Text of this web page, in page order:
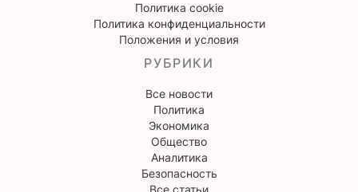
Политика cookie
Политика конфиденциальности
Положения и условия
РУБРИКИ
Все новости
Политика
Экономика
Общество
Аналитика
Безопасность
Все статьи